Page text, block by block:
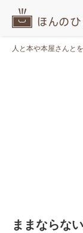
人と本や本屋さんと
ままならな